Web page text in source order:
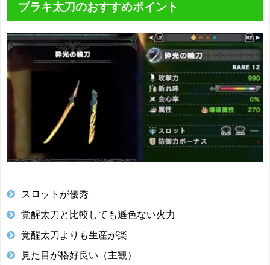
ブラキ太刀のおすすめポイント
スロットが優秀
覚醒太刀と比較しても遜色ない火力
覚醒太刀よりも生産が楽
見た目が格好良い（主観）